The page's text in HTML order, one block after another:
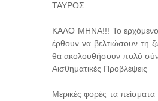
ΤΑΥΡΟΣ
ΚΑΛΟ ΜΗΝΑ!!! Το ερχόμενο
έρθουν να βελτιώσουν τη
θα ακολουθήσουν πολύ
Αισθηματικές Προβλέψεις
Μερικές φορές τα πείσματα